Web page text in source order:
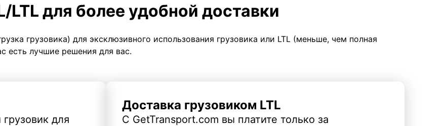
LTL для более удобной доставки
грузовика) для эксклюзивного использования грузовика или LTL (меньше, чем полная
есть лучшие решения для вас.
для
Доставка грузовиком LTL
С GetTransport.com вы платите только за